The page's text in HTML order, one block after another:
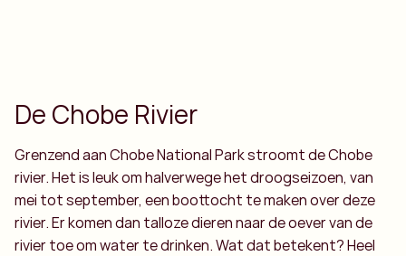
De Chobe Rivier
Grenzend aan Chobe National Park stroomt de Chobe
rivier. Het is leuk om halverwege het droogseizoen, van
mei tot september, een boottocht te maken over deze
rivier. Er komen dan talloze dieren naar de oever van de
rivier toe om water te drinken. Wat dat betekent? Heel